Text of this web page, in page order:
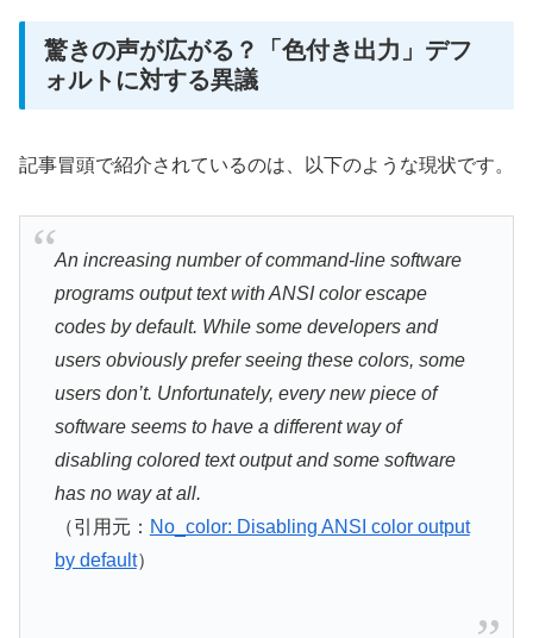
驚きの声が広がる？「色付き出力」デフ
ォルトに対する異議
記事冒頭で紹介されているのは、以下のような現状です。
An increasing number of command-line software
programs output text with ANSI color escape
codes by default. While some developers and
users obviously prefer seeing these colors, some
users don’t. Unfortunately, every new piece of
software seems to have a different way of
disabling colored text output and some software
has no way at all.
（引用元： No_color: Disabling ANSI color output
by default）